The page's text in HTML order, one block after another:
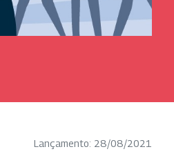
Lançamento: 28/08/2021